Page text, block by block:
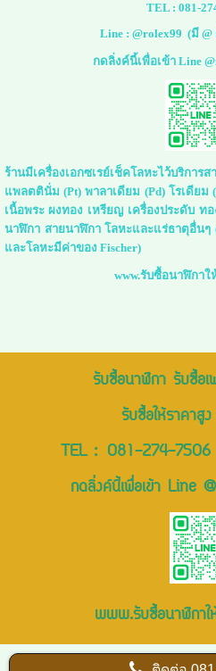
TEL : 081-
Line :@rolex99 (มี
กดลิ่งค์นี้เพื่อเข้า Line
ร้านมีเครื่องเอกซเรย์เช็คโลหะไว้บริกา
แพลตตินั่ม (Pt) พาลาเดียม (Pd) โรเดียม
เนื้อพระ ผงทอง เหรียญ เครื่องประดับ ท
นาฬิกา สายนาฬิกา โลหะและแร่ธาตุอื่นๆ
และโลหะมีค่าของ Fischer)
www.รับซื้อนาฬิกาใ
รับซื้อนาฬิกา รับซื้อ
รับซื้อให้ราคาสู
TEL : 081-274-7506
กดลิ่งค์นี้เพื่อเข้า Line
www.รับซื้อนาฬิกาใ